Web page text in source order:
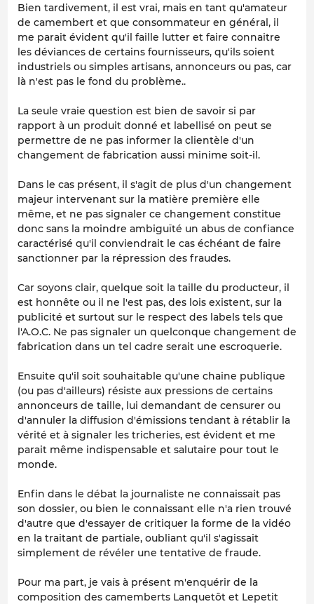
Bien tardivement, il est vrai, mais en tant qu'amateur
de camembert et que consommateur en général, il
me parait évident qu'il faille lutter et faire connaitre
les déviances de certains fournisseurs, qu'ils soient
industriels ou simples artisans, annonceurs ou pas, car
là n'est pas le fond du problème..
La seule vraie question est bien de savoir si par
rapport à un produit donné et labellisé on peut se
permettre de ne pas informer la clientèle d'un
changement de fabrication aussi minime soit-il.
Dans le cas présent, il s'agit de plus d'un changement
majeur intervenant sur la matière première elle
même, et ne pas signaler ce changement constitue
donc sans la moindre ambiguïté un abus de confiance
caractérisé qu'il conviendrait le cas échéant de faire
sanctionner par la répression des fraudes.
Car soyons clair, quelque soit la taille du producteur, il
est honnête ou il ne l'est pas, des lois existent, sur la
publicité et surtout sur le respect des labels tels que
l'A.O.C. Ne pas signaler un quelconque changement de
fabrication dans un tel cadre serait une escroquerie.
Ensuite qu'il soit souhaitable qu'une chaine publique
(ou pas d'ailleurs) résiste aux pressions de certains
annonceurs de taille, lui demandant de censurer ou
d'annuler la diffusion d'émissions tendant à rétablir la
vérité et à signaler les tricheries, est évident et me
parait même indispensable et salutaire pour tout le
monde.
Enfin dans le débat la journaliste ne connaissait pas
son dossier, ou bien le connaissant elle n'a rien trouvé
d'autre que d'essayer de critiquer la forme de la vidéo
en la traitant de partiale, oubliant qu'il s'agissait
simplement de révéler une tentative de fraude.
Pour ma part, je vais à présent m'enquérir de la
composition des camemberts Lanquetôt et Lepetit